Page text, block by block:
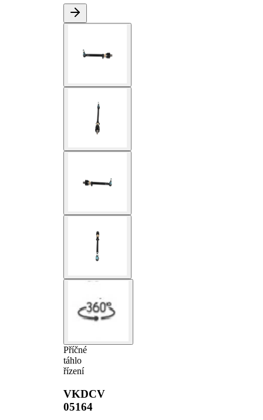
Příčné
táhlo
řízení
VKDCV
05164